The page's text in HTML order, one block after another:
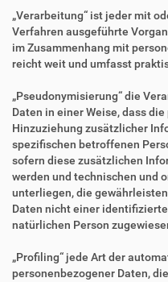
„Verarbeitung“ ist jeder mit
Verfahren ausgeführte
im Zusammenhang mit
reicht weit und umfasst
„Pseudonymisierung“ die
Daten in einer Weise, dass
Hinzuziehung zusätzlicher
spezifischen betroffenen
sofern diese zusätzlichen
werden und technischen und
unterliegen, die
Daten nicht einer
natürlichen Person
„Profiling“ jede Art der
personenbezogener Daten,